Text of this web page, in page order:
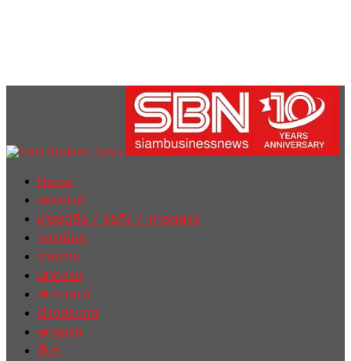
Home
ฮอตนิวส์
เศรษฐกิจ / ธุรกิจ / การตลาด
การเมือง
รายงาน
บทความ
สัมภาษณ์
ต่างประเทศ
english
อื่นๆ